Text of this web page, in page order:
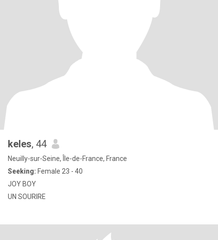
keles, 44
Neuilly-sur-Seine, Île-de-France, France
Seeking: Female 23 - 40
JOY BOY
UN SOURIRE